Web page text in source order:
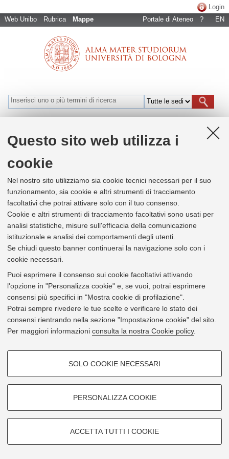
Questo sito web utilizza i
cookie
Nel nostro sito utilizziamo sia cookie tecnici necessari per il suo
funzionamento, sia cookie e altri strumenti di tracciamento
facoltativi che potrai attivare solo con il tuo consenso.
Cookie e altri strumenti di tracciamento facoltativi sono usati per
analisi statistiche, misure sull'efficacia della comunicazione
istituzionale e analisi dei comportamenti degli utenti.
Se chiudi questo banner continuerai la navigazione solo con i
cookie necessari.
Puoi esprimere il consenso sui cookie facoltativi attivando
l'opzione in "Personalizza cookie" e, se vuoi, potrai esprimere
consensi più specifici in "Mostra cookie di profilazione".
Potrai sempre rivedere le tue scelte e verificare lo stato dei
consensi rientrando nella sezione "Impostazione cookie" del sito.
Per maggiori informazioni consulta la nostra Cookie policy.
COOKIE DI PROFILAZIONE -
Si tratta di cookie utilizzati per analizzare le caratteristiche della
navigazione degli utenti, creare profili in base al loro comportamento sul
Mostra cookie di profilazione
COOKIE TECNICI - NECESSARI
SOLO COOKIE NECESSARI
PERSONALIZZA COOKIE
ACCETTA TUTTI I COOKIE
Web Unibo Rubrica Mappe
Login
Portale di Ateneo
? EN
Bologna Ravenna Rimini
Naviga per luoghi
Dipartimento di Matematica
Via dell'Università 50 - 47521 Cesena
Mostra su Google Maps
×
+
−
© 2026 - Università di Bologna -Privacy|Impostazioni Cookie